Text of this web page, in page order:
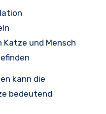
und Mensch
kann die
bedeutend